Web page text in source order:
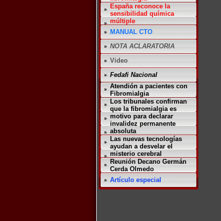
España reconoce la
sensibilidad química
múltiple
MANUAL CTO
NOTA ACLARATORIA
Video
Fedafi Nacional
Atendión a pacientes con
Fibromialgia
Los tribunales confirman
que la fibromialgia es
motivo para declarar
invalidez permanente
absoluta
Las nuevas tecnologías
ayudan a desvelar el
misterio cerebral
Reunión Decano Germán
Cerda Olmedo
Artículo especial
*